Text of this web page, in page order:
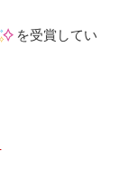
を受賞してい